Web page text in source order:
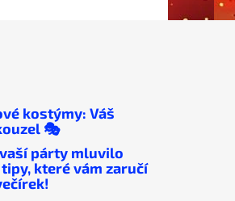
kostýmy: Váš
🎭
vaší párty mluvilo
které vám zaručí